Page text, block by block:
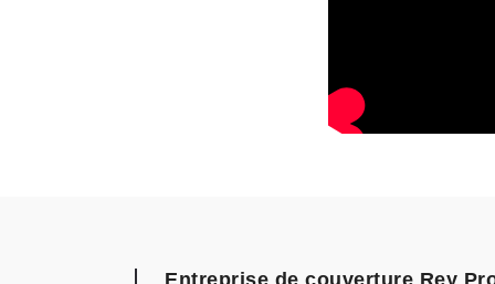
Entreprise de couverture Rey